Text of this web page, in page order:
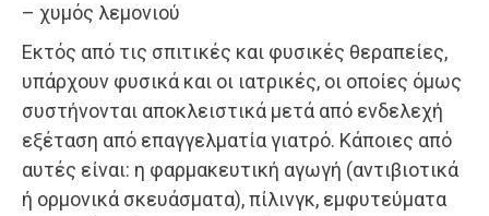
– χυμός λεμονιού
Εκτός από τις σπιτικές και φυσικές θεραπείες,
υπάρχουν φυσικά και οι ιατρικές, οι οποίες όμως
συστήνονται αποκλειστικά μετά από ενδελεχή
εξέταση από επαγγελματία γιατρό. Κάποιες από
αυτές είναι: η φαρμακευτική αγωγή (αντιβιοτικά
ή ορμονικά σκευάσματα), πίλινγκ, εμφυτεύματα